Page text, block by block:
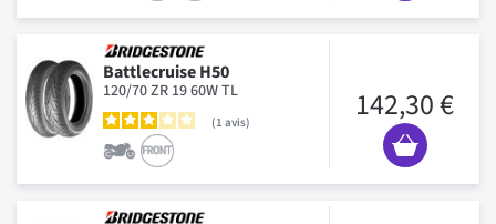
Battlecruise H50
120/70 ZR 19 60W TL
1 avis 142,30 €